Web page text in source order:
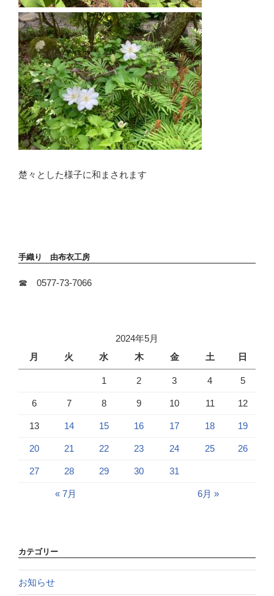
楚々とした様子に和まされます
手織り 由布衣工房
☎ 0577-73-7066
2024年5月
月
火 水 木 金 土 日
1 2 3 4 5
6 7 8 9 10 11 12
13 14 15 16 17 18 19
20 21 22 23 24 25 26
27 28 29 30 31
« 7月 6月 »
カテゴリー
お知らせ